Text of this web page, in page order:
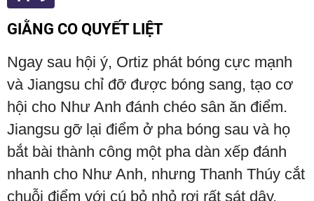
GIẰNG CO QUYẾT LIỆT
Ngay sau hội ý, Ortiz phát bóng cực mạnh
và Jiangsu chỉ đỡ được bóng sang, tạo cơ
hội cho Như Anh đánh chéo sân ăn điểm.
Jiangsu gỡ lại điểm ở pha bóng sau và họ
bắt bài thành công một pha dàn xếp đánh
nhanh cho Như Anh, nhưng Thanh Thúy cắt
chuỗi điểm với cú bỏ nhỏ rơi rất sát dây.